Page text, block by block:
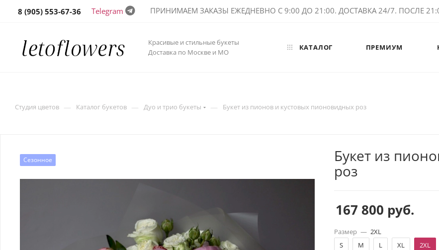
8 (905) 553-67-36 Telegram ПРИНИМАЕМ ЗАКАЗЫ ЕЖЕДНЕВНО С 9:00 ДО 21:00. ДОСТАВКА 24/7. ПОСЛЕ
Красивые и стильные букеты
Доставка по Москве и МО
КАТАЛОГ ПРЕМИУМ
Студия цветов — Каталог букетов — Дуо и трио букеты — Букет из пионов и кустовых пионовидных роз
Сезонное
Букет из
роз
167 800 руб.
Размер — 2XL
S
M L XL 2XL